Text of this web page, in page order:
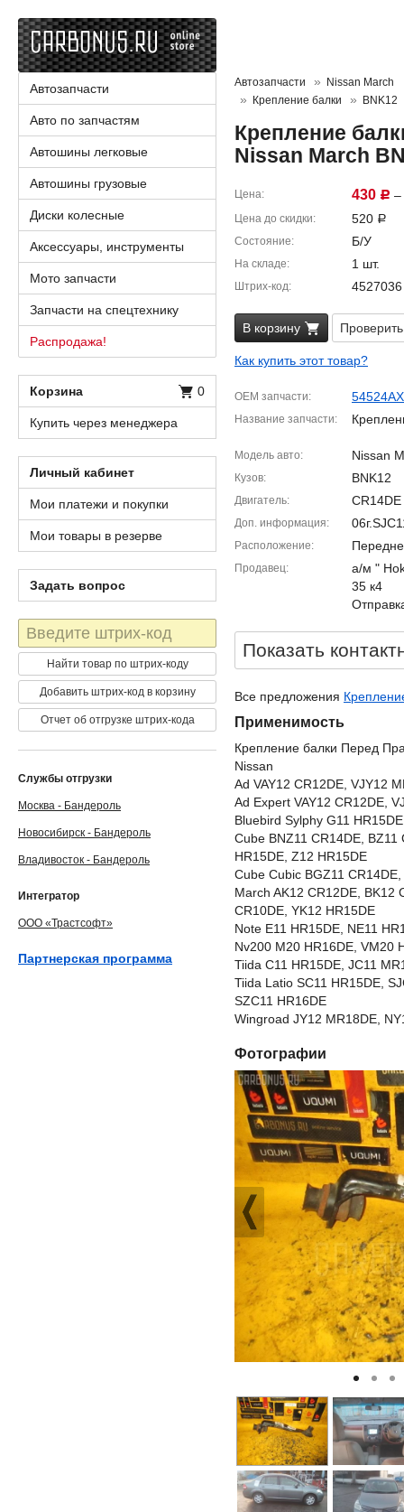
Автозапчасти
Nissan March
Крепление балки
BNK12
Крепление
Nissan March
Цена 430 Р –
Цена до скидки 520 Р
Состояние Б/У
На складе 1 шт.
Штрих-код 4527036
В корзину
Как купить этот товар?
OEM запчасти
Название запчасти
Модель авто Nissan
Кузов BNK12
Двигатель CR14DE
Доп. информация
Расположение
Продавец
а/м "
35 к4
Показать
Все предложения
Применимость
Крепление балки Перед
Nissan
Ad VAY12 CR12DE, VJY12
Ad Expert VAY12 CR12DE,
Bluebird Sylphy G11
Cube BNZ11 CR14DE,
HR15DE, Z12 HR15DE
Cube Cubic BGZ11
March AK12 CR12DE, BK12
CR10DE, YK12 HR15DE
Note E11 HR15DE, NE11
Nv200 M20 HR16DE, VM20
Tiida C11 HR15DE, JC11
Tiida Latio SC11 HR15DE,
SZC11 HR16DE
Wingroad JY12 MR18DE,
Фотографии
Автозапчасти
Авто по запчастям
Автошины легковые
Автошины грузовые
Диски колесные
Аксессуары, инструменты
Мото запчасти
Запчасти на спецтехнику
Распродажа!
Корзина 0
Купить через менеджера
Личный кабинет
Мои платежи и покупки
Мои товары в резерве
Задать вопрос
Штрих-
код
Найти товар по штрих-коду
Добавить штрих-код в корзину
Отчет об отгрузке штрих-кода
Службы отгрузки
Москва - Бандероль
Новосибирск - Бандероль
Владивосток - Бандероль
Интегратор
ООО «Трастсофт»
Партнерская программа